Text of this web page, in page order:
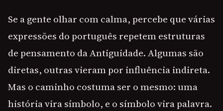
Se a gente olhar com calma, percebe que várias
expressões do português repetem estruturas
de pensamento da Antiguidade. Algumas são
diretas, outras vieram por influência indireta.
Mas o caminho costuma ser o mesmo: uma
história vira símbolo, e o símbolo vira palavra.